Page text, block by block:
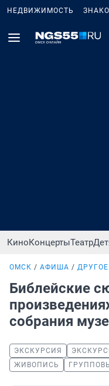
НЕДВИЖИМОСТЬ
КиноКонцертыТеатр
ОМСК АФИША ДРУГОЕ
Библейские
собрания
ЭКСКУРСИЯ
ЖИВОПИСЬ